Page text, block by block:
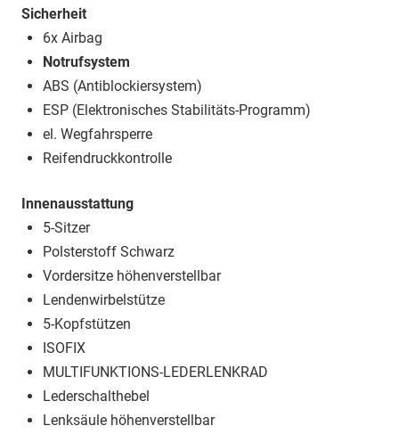
Sicherheit
6x Airbag
Notrufsystem
ABS (Antiblockiersystem)
ESP (Elektronisches Stabilitäts-Programm)
el. Wegfahrsperre
Reifendruckkontrolle
Innenausstattung
5-Sitzer
Polsterstoff Schwarz
Vordersitze höhenverstellbar
Lendenwirbelstütze
5-Kopfstützen
ISOFIX
MULTIFUNKTIONS-LEDERLENKRAD
Lederschalthebel
Lenksäule höhenverstellbar